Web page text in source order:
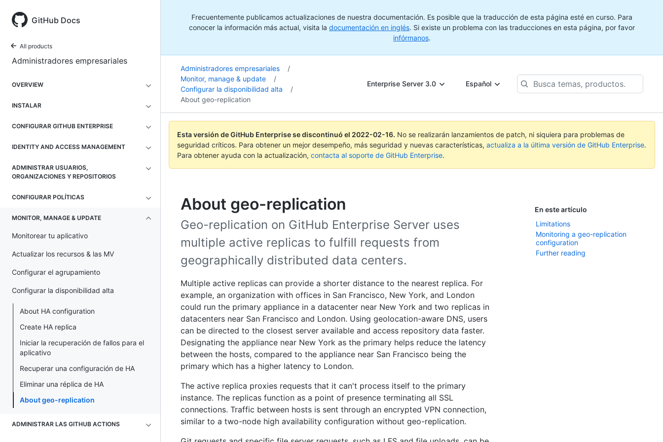
GitHub Docs
All products
Administradores empresariales
OVERVIEW
INSTALAR
CONFIGURAR GITHUB ENTERPRISE
IDENTITY AND ACCESS MANAGEMENT
ADMINISTRAR USUARIOS,
ORGANIZACIONES Y REPOSITORIOS
CONFIGURAR POLÍTICAS
MONITOR, MANAGE & UPDATE
Monitorear tu aplicativo
Actualizar los recursos & las MV
Configurar el agrupamiento
Configurar la disponibilidad alta
About HA configuration
Create HA replica
Iniciar la recuperación de fallos para el
aplicativo
Recuperar una configuración de HA
Eliminar una réplica de HA
About geo-replication
ADMINISTRAR LAS GITHUB ACTIONS
Frecuentemente publicamos actualizaciones de nuestra documentación. Es posible que la traducción de esta página esté en curso. Para
conocer la información más actual, visita la documentación en inglés. Si existe un problema con las traducciones en esta página, por favor
infórmanos.
Administradores empresariales
/
Monitor, manage & update
/
Configurar la disponibilidad alta
/
About geo-replication
Enterprise Server 3.0 Español
Busca
temas,
Esta versión de GitHub Enterprise se discontinuó el 2022-02-16. No se realizarán lanzamientos de patch, ni siquiera para problemas de
seguridad críticos. Para obtener un mejor desempeño, más seguridad y nuevas características, actualiza a la última versión de GitHub Enterprise.
Para obtener ayuda con la actualización, contacta al soporte de GitHub Enterprise.
About geo-replication
En este artículo
Limitations
Monitoring a geo-replication
configuration
Further reading
Geo-replication on GitHub Enterprise Server uses
multiple active replicas to fulfill requests from
geographically distributed data centers.
Multiple active replicas can provide a shorter distance to the nearest replica. For
example, an organization with offices in San Francisco, New York, and London
could run the primary appliance in a datacenter near New York and two replicas in
datacenters near San Francisco and London. Using geolocation-aware DNS, users
can be directed to the closest server available and access repository data faster.
Designating the appliance near New York as the primary helps reduce the latency
between the hosts, compared to the appliance near San Francisco being the
primary which has a higher latency to London.
The active replica proxies requests that it can't process itself to the primary
instance. The replicas function as a point of presence terminating all SSL
connections. Traffic between hosts is sent through an encrypted VPN connection,
similar to a two-node high availability configuration without geo-replication.